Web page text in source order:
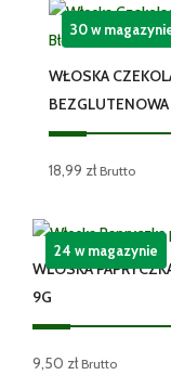
WŁOSKA
18,99 zł Brutto
30 w
WŁOSKA
9G
9,50 zł Brutto
24 w magazynie